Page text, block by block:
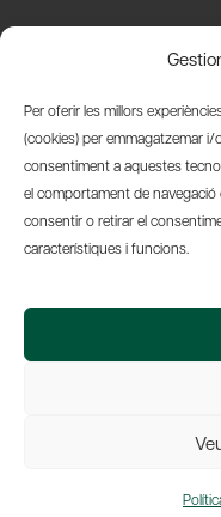
Per oferir les millors
(cookies) per emmagatzemar i/
consentiment a aquestes
el comportament de
consentir o retirar el
característiques i funcions.
© 2026 Societat